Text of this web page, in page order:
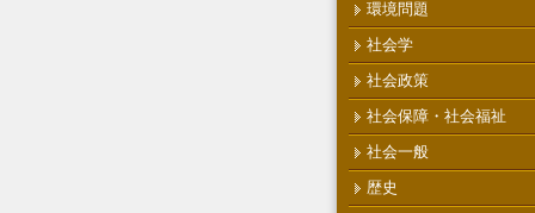
環境問題
社会学
社会政策
社会保障・社会福祉
社会一般
歴史